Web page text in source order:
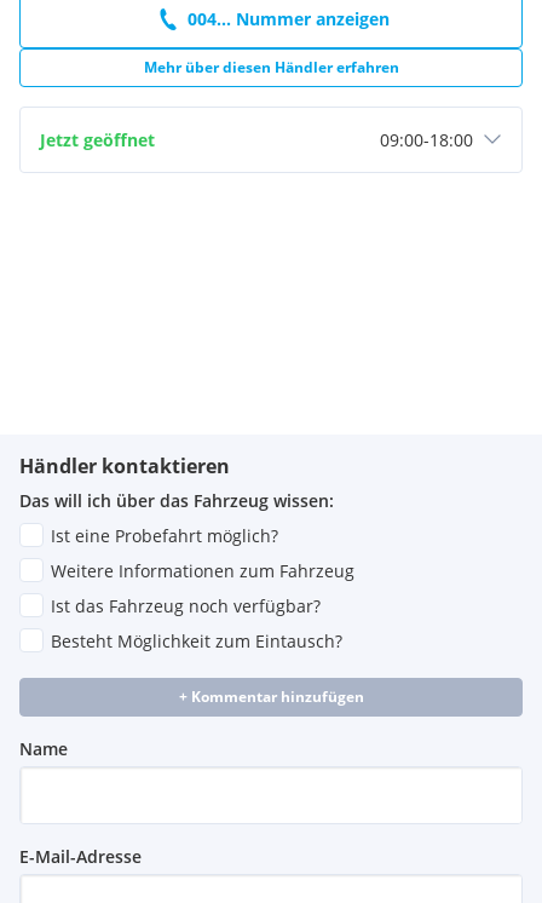
004... Nummer anzeigen
Mehr über diesen Händler erfahren
Jetzt geöffnet 09:00-18:00
Händler kontaktieren
Das will ich über das Fahrzeug wissen:
Ist eine Probefahrt möglich?
Weitere Informationen zum Fahrzeug
Ist das Fahrzeug noch verfügbar?
Besteht Möglichkeit zum Eintausch?
+ Kommentar hinzufügen
Name
E-Mail-Adresse